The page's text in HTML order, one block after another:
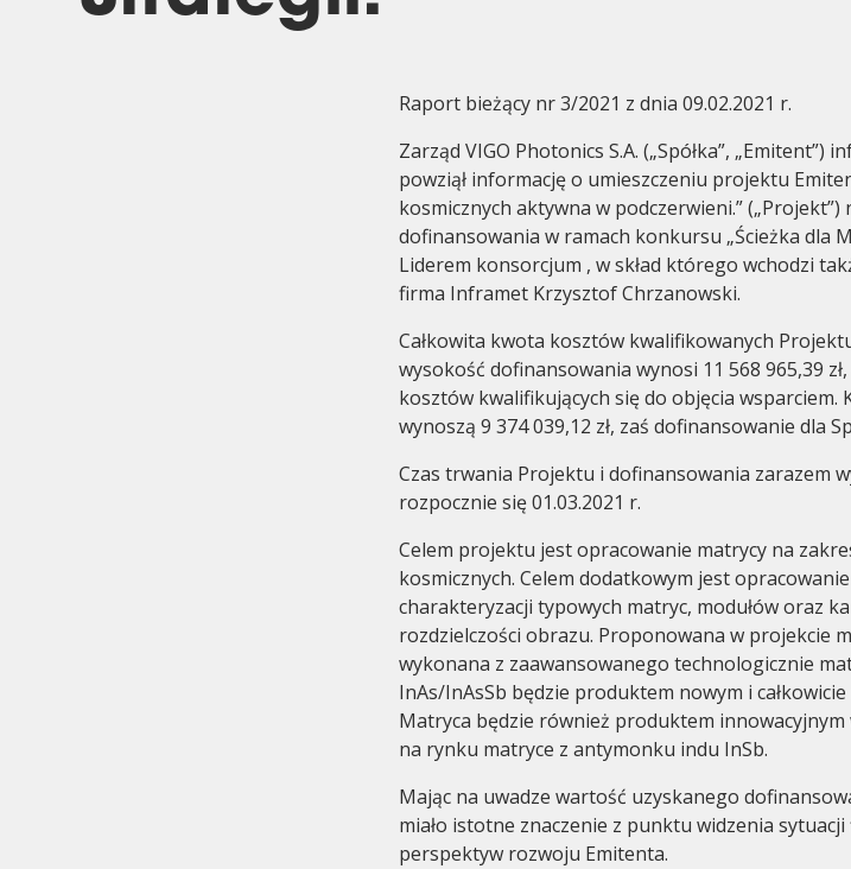
History Corporate
Raport bieżący nr 3/2021 z dnia 09.02.2021 r.
Zarząd VIGO Photonics S.A. („Spółka”, „Emitent”)
powziął informację o umieszczeniu projektu
kosmicznych aktywna w podczerwieni.”
dofinansowania w ramach konkursu „Ścieżka dla
Liderem konsorcjum , w skład którego wchodzi
firma Inframet Krzysztof Chrzanowski.
Całkowita kwota kosztów kwalifikowanych
wysokość dofinansowania wynosi 11 568 965,39
kosztów kwalifikujących się do objęcia wsparciem.
wynoszą 9 374 039,12 zł, zaś dofinansowanie dla
Czas trwania Projektu i dofinansowania zarazem
rozpocznie się 01.03.2021 r.
Celem projektu jest opracowanie matrycy na
kosmicznych. Celem dodatkowym jest
charakteryzacji typowych matryc, modułów oraz
rozdzielczości obrazu. Proponowana w projekcie
wykonana z zaawansowanego technologicznie
InAs/InAsSb będzie produktem nowym i
Matryca będzie również produktem
na rynku matryce z antymonku indu InSb.
Mając na uwadze wartość uzyskanego
miało istotne znaczenie z punktu widzenia
perspektyw rozwoju Emitenta.